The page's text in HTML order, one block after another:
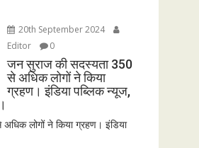
20th September 2024
Editor
0
जन सुराज की सदस्यता 350
से अधिक लोगों ने किया
ग्रहण। इंडिया पब्लिक न्यूज,
लोगों ने किया ग्रहण। इंडिया